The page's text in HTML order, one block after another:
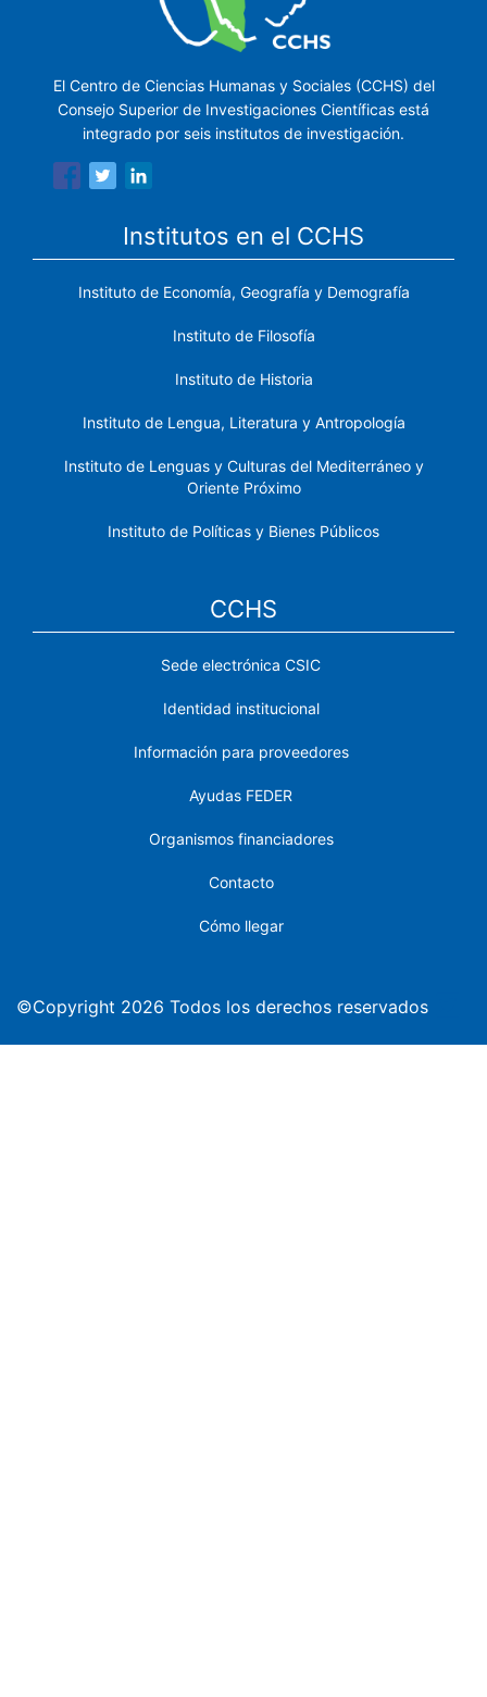
El Centro de Ciencias Humanas y Sociales (CCHS) del
Consejo Superior de Investigaciones Científicas está
integrado por seis institutos de investigación.
Institutos en el CCHS
Instituto de Economía, Geografía y Demografía
Instituto de Filosofía
Instituto de Historia
Instituto de Lengua, Literatura y Antropología
Instituto de Lenguas y Culturas del Mediterráneo y
Oriente Próximo
Instituto de Políticas y Bienes Públicos
CCHS
Sede electrónica CSIC
Identidad institucional
Información para proveedores
Ayudas FEDER
Organismos financiadores
Contacto
Cómo llegar
©Copyright 2026 Todos los derechos reservados